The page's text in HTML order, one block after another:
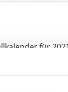
für
und